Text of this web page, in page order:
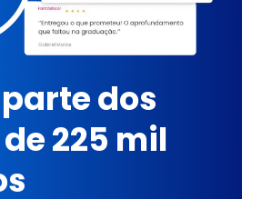
dos
225 mil